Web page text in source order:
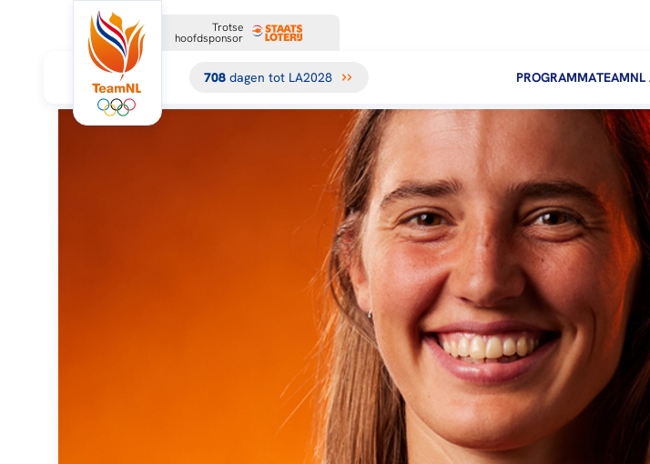
Trotse
hoofdsponsor
708 dagen tot LA2028 PROGRAMMATEAMNL